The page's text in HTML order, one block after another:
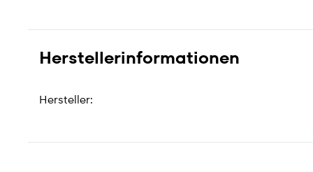
Herstellerinformationen
Hersteller: